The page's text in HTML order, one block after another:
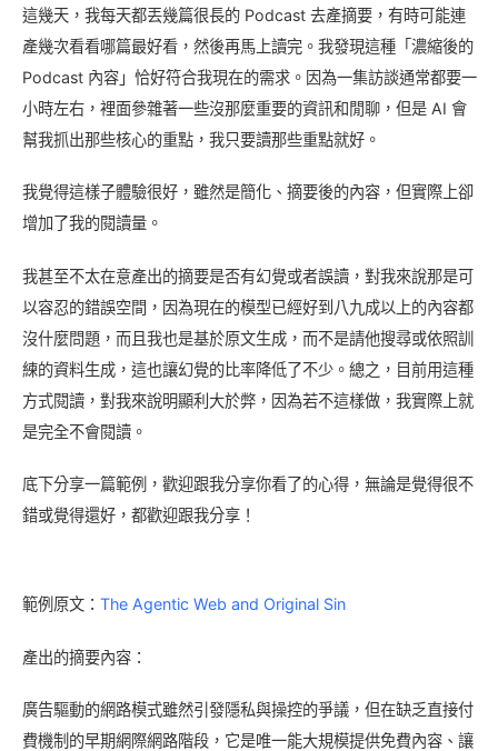
這幾天，我每天都丟幾篇很長的 Podcast 去產摘要，有時可能連
產幾次看看哪篇最好看，然後再馬上讀完。我發現這種「濃縮後的
Podcast 內容」恰好符合我現在的需求。因為一集訪談通常都要一
小時左右，裡面參雜著一些沒那麼重要的資訊和閒聊，但是 AI 會
幫我抓出那些核心的重點，我只要讀那些重點就好。
我覺得這樣子體驗很好，雖然是簡化、摘要後的內容，但實際上卻
增加了我的閱讀量。
我甚至不太在意產出的摘要是否有幻覺或者誤讀，對我來說那是可
以容忍的錯誤空間，因為現在的模型已經好到八九成以上的內容都
沒什麼問題，而且我也是基於原文生成，而不是請他搜尋或依照訓
練的資料生成，這也讓幻覺的比率降低了不少。總之，目前用這種
方式閱讀，對我來說明顯利大於弊，因為若不這樣做，我實際上就
是完全不會閱讀。
底下分享一篇範例，歡迎跟我分享你看了的心得，無論是覺得很不
錯或覺得還好，都歡迎跟我分享！
範例原文： The Agentic Web and Original Sin
產出的摘要內容：
廣告驅動的網路模式雖然引發隱私與操控的爭議，但在缺乏直接付
費機制的早期網際網路階段，它是唯一能大規模提供免費內容、讓